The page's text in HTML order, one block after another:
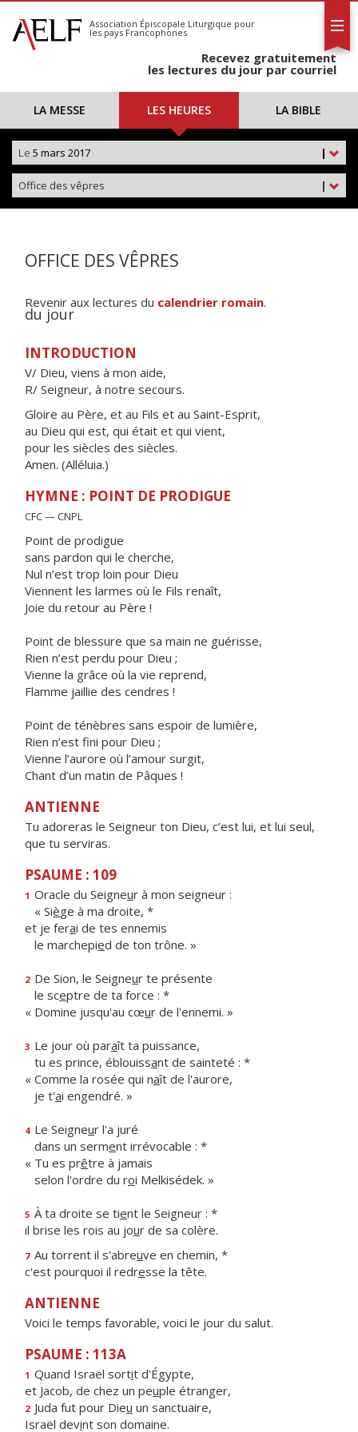
S'abonner
Calendrier
Association Épiscopale Liturgique pour
les pays Francophones
Recevez gratuitement
les lectures du jour par courriel
LA MESSE LES HEURES LA BIBLE
|
Le 5 mars 2017
|
Office des vêpres
OFFICE DES VÊPRES
Revenir aux lectures du calendrier romain.
du jour
INTRODUCTION
V/ Dieu, viens à mon aide,
R/ Seigneur, à notre secours.
Gloire au Père, et au Fils et au Saint-Esprit,
au Dieu qui est, qui était et qui vient,
pour les siècles des siècles.
Amen. (Alléluia.)
HYMNE : POINT DE PRODIGUE
CFC — CNPL
Point de prodigue
sans pardon qui le cherche,
Nul n’est trop loin pour Dieu
Viennent les larmes où le Fils renaît,
Joie du retour au Père !
Point de blessure que sa main ne guérisse,
Rien n’est perdu pour Dieu ;
Vienne la grâce où la vie reprend,
Flamme jaillie des cendres !
Point de ténèbres sans espoir de lumière,
Rien n’est fini pour Dieu ;
Vienne l’aurore où l’amour surgit,
Chant d’un matin de Pâques !
ANTIENNE
Tu adoreras le Seigneur ton Dieu, c’est lui, et lui seul,
que tu serviras.
PSAUME : 109
1 Oracle du Seigneur à mon seigneur :
« Siège à ma droite, *
et je ferai de tes ennemis
le marchepied de ton trône. »
2 De Sion, le Seigneur te présente
le sceptre de ta force : *
« Domine jusqu'au cœur de l'ennemi. »
3 Le jour où paraît ta puissance,
tu es prince, éblouissant de sainteté : *
« Comme la rosée qui naît de l'aurore,
je t'ai engendré. »
4 Le Seigneur l'a juré
dans un serment irrévocable : *
« Tu es prêtre à jamais
selon l'ordre du roi Melkisédek. »
5 À ta droite se tient le Seigneur : *
il brise les rois au jour de sa colère.
7 Au torrent il s'abreuve en chemin, *
c'est pourquoi il redresse la tête.
ANTIENNE
Voici le temps favorable, voici le jour du salut.
PSAUME : 113A
1 Quand Israël sortit d'Égypte,
et Jacob, de chez un peuple étranger,
2 Juda fut pour Dieu un sanctuaire,
Israël devint son domaine.